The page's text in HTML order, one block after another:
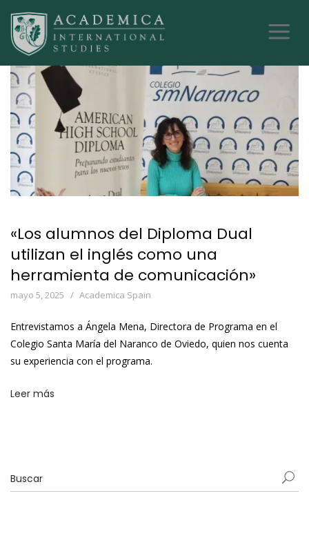
«Los alumnos del Diploma Dual
utilizan el inglés como una
herramienta de comunicación»
mayo 5, 2025 Academica Spain
Entrevistamos a Ángela Mena, Directora de Programa en el
Colegio Santa María del Naranco de Oviedo, quien nos cuenta
su experiencia con el programa.
Leer más